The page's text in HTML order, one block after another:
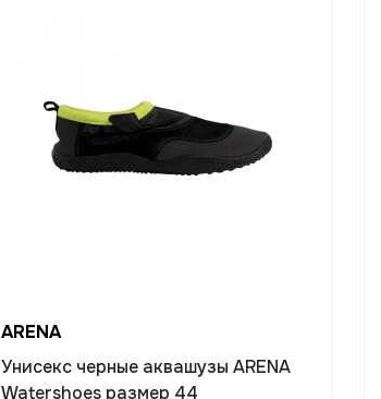
ARENA
Унисекс черные аквашузы ARENA
Watershoes размер 44